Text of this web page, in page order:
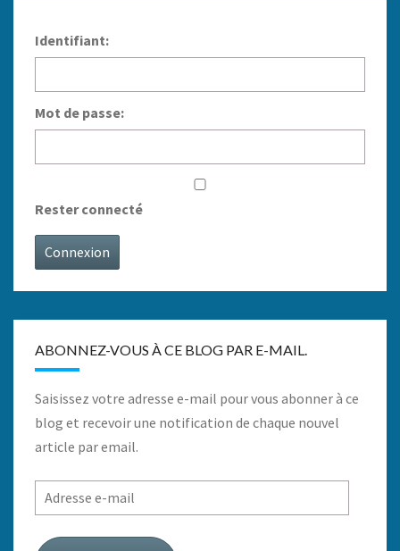
Identifiant:
Mot de passe:
Rester connecté
Connexion
ABONNEZ-VOUS À CE BLOG PAR E-MAIL.
Saisissez votre adresse e-mail pour vous abonner à ce
blog et recevoir une notification de chaque nouvel
article par email.
Adresse
e-
mail